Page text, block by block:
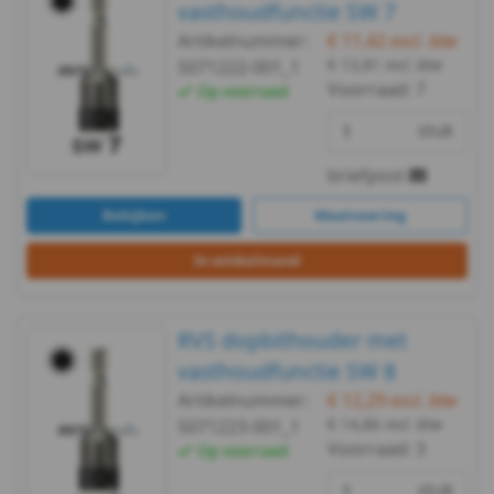
Borgingen
Keilankers
Pluggen
Fittingen
Bits
en
toebehoren
vasthoudfunctie SW 7
Artikelnummer:
Op voorraad
€ 11,42 excl. btw
incl. btw
Voorraad:
briefpost
Bekijken Maatvoering
In winkelmand
RVS dopbithouder met
vasthoudfunctie SW 8
Artikelnummer:
Op voorraad
€ 12,29 excl. btw
incl. btw
Voorraad: